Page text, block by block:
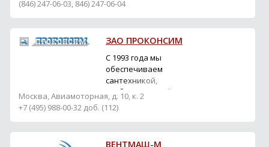
(846) 247-06-03, 846) 247-06-04
ЗАО ПРОКОНСИМ
С 1993 года мы
обеспечиваем
сантехникой,
трубопроводной
арматурой и
отопительным
Москва, Авиамоторная, д. 10, к. 2
+7 (495) 988-00-32 доб. (112)
ВЕНТМАШ-М